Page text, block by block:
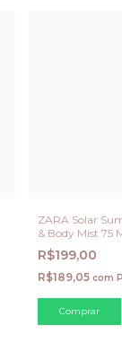
ZARA Solar
& Body Mist 75
R$199,00
R$189,05 com